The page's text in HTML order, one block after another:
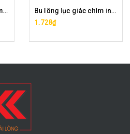
Bu lông lục giác chìm inox 316-M3x4
Bu lông lục giác chìm inox 316-M3x6
1.728₫